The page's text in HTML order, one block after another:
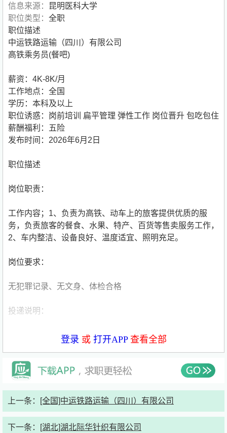
信息来源：
昆明医科大学
职位类型： 全职
职位描述
中运铁路运输（四川）有限公司
高铁乘务员(餐吧)
薪资：4K-8K/月
工作地点：全国
学历：本科及以上
职位诱惑：岗前培训 扁平管理 弹性工作 岗位晋升 包吃包住
薪酬福利：五险
发布时间：2026年6月2日
职位描述
岗位职责：
工作内容；1、负责为高铁、动车上的旅客提供优质的服
务，负责旅客的餐食、水果、特产、百货等售卖服务工作，
2、车内整洁、设备良好、温度适宜、照明充足。
岗位要求：
无犯罪记录、无文身、体检合格
投递说明：
2、初审合格
登录 或 打开APP查看全部
上一条： [全国]中运铁路运输（四川）有限公司
下一条： [湖北]湖北际华针织有限公司